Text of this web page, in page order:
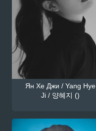
Ян Хе Джи / Yang Hye
Ji / 양혜지 ()